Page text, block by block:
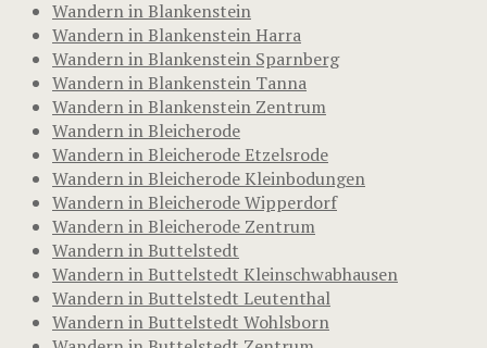
Wandern in Blankenstein
Wandern in Blankenstein Harra
Wandern in Blankenstein Sparnberg
Wandern in Blankenstein Tanna
Wandern in Blankenstein Zentrum
Wandern in Bleicherode
Wandern in Bleicherode Etzelsrode
Wandern in Bleicherode Kleinbodungen
Wandern in Bleicherode Wipperdorf
Wandern in Bleicherode Zentrum
Wandern in Buttelstedt
Wandern in Buttelstedt Kleinschwabhausen
Wandern in Buttelstedt Leutenthal
Wandern in Buttelstedt Wohlsborn